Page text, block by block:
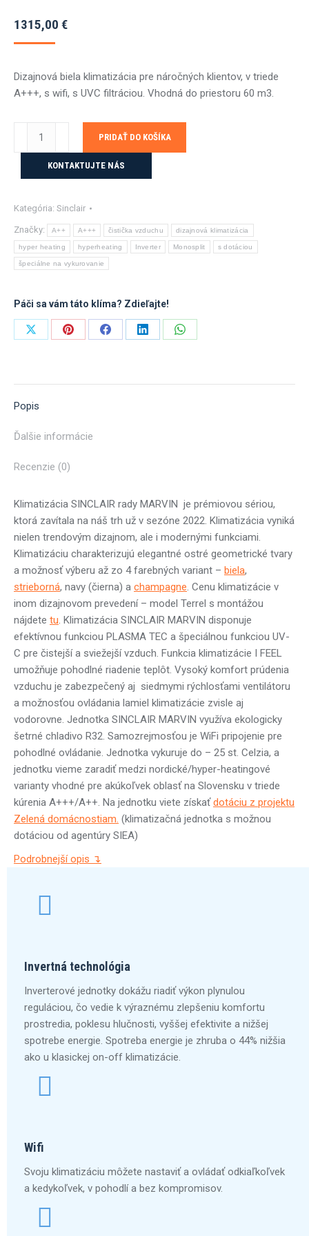
1315,00 €
Dizajnová biela klimatizácia pre náročných klientov, v triede
A+++, s wifi, s UVC filtráciou. Vhodná do priestoru 60 m3.
MARVIN
SIH/SOH-
2,7KW
navy
montážou
PRIDAŤ DO KOŠÍKA
KONTAKTUJTE NÁS
Kategória: Sinclair
Značky: A++ A+++ čistička vzduchu dizajnová klimatizácia
hyper heating hyperheating Inverter Monosplit s dotáciou
špeciálne na vykurovanie
Páči sa vám táto klíma? Zdieľajte!
Share
Share
Share
Share
Share
Popis
Ďalšie informácie
Recenzie (0)
Klimatizácia SINCLAIR rady MARVIN je prémiovou sériou,
ktorá zavítala na náš trh už v sezóne 2022. Klimatizácia vyniká
nielen trendovým dizajnom, ale i modernými funkciami.
Klimatizáciu charakterizujú elegantné ostré geometrické tvary
a možnosť výberu až zo 4 farebných variant – biela,
strieborná, navy (čierna) a champagne. Cenu klimatizácie v
inom dizajnovom prevedení – model Terrel s montážou
nájdete tu. Klimatizácia SINCLAIR MARVIN disponuje
efektívnou funkciou PLASMA TEC a špeciálnou funkciou UV-
C pre čistejší a sviežejší vzduch. Funkcia klimatizácie I FEEL
umožňuje pohodlné riadenie teplôt. Vysoký komfort prúdenia
vzduchu je zabezpečený aj siedmymi rýchlosťami ventilátoru
a možnosťou ovládania lamiel klimatizácie zvisle aj
vodorovne. Jednotka SINCLAIR MARVIN využíva ekologicky
šetrné chladivo R32. Samozrejmosťou je WiFi pripojenie pre
pohodlné ovládanie. Jednotka vykuruje do – 25 st. Celzia, a
jednotku vieme zaradiť medzi nordické/hyper-heatingové
varianty vhodné pre akúkoľvek oblasť na Slovensku v triede
kúrenia A+++/A++. Na jednotku viete získaťdotáciu z projektu
Zelená domácnostiam. (klimatizačná jednotka s možnou
dotáciou od agentúry SIEA)
Podrobnejší opis ↴
Invertná technológia
Inverterové jednotky dokážu riadiť výkon plynulou
reguláciou, čo vedie k výraznému zlepšeniu komfortu
prostredia, poklesu hlučnosti, vyššej efektivite a nižšej
spotrebe energie. Spotreba energie je zhruba o 44% nižšia
ako u klasickej on-off klimatizácie.
Wifi
Svoju klimatizáciu môžete nastaviť a ovládať odkiaľkoľvek
a kedykoľvek, v pohodlí a bez kompromisov.